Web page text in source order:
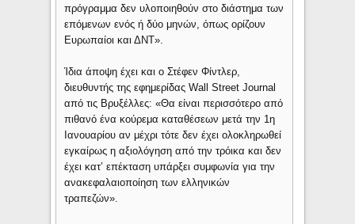
πρόγραμμα δεν υλοποιηθούν στο διάστημα των
επόμενων ενός ή δύο μηνών, όπως ορίζουν
Ευρωπαίοι και ΔΝΤ».
Ίδια άποψη έχει και ο Στέφεν Φίντλερ,
διευθυντής της εφημερίδας Wall Street Journal
από τις Βρυξέλλες: «Θα είναι περισσότερο από
πιθανό ένα κούρεμα καταθέσεων μετά την 1η
Ιανουαρίου αν μέχρι τότε δεν έχει ολοκληρωθεί
εγκαίρως η αξιολόγηση από την τρόικα και δεν
έχει κατ’ επέκταση υπάρξει συμφωνία για την
ανακεφαλαιοποίηση των ελληνικών
τραπεζών».